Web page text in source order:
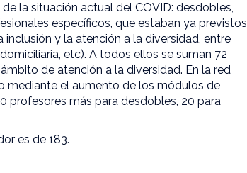
la situación actual del COVID: desdobles,
específicos, que estaban ya previstos
y la atención a la diversidad, entre
etc). A todos ellos se suman 72
de atención a la diversidad. En la red
mediante el aumento de los módulos de
profesores más para desdobles, 20 para
es de 183.